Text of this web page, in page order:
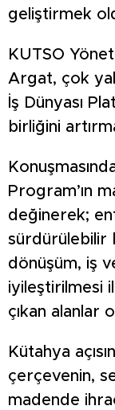
geliştirmek
KUTSO
Argat, çok
İş Dünyası
birliğini
Program’ın
değinerek;
sürdürülebilir
dönüşüm, iş
iyileştirilmesi
çıkan alanlar
Kütahya
çerçevenin,
madende